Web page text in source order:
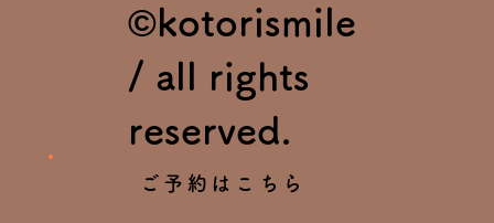
©kotorismile
/ all rights
reserved.
ご予約はこちら